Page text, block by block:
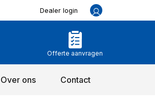
Dealer login
Offerte aanvragen
Over ons Contact